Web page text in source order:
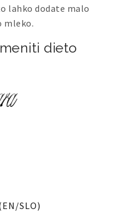
lahko dodate malo
mleko.
dieto
SLO)